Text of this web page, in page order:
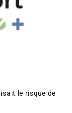
le risque de